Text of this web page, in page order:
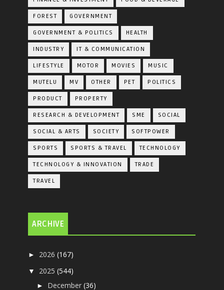
FOREST GOVERNMENT
GOVERNMENT & POLITICS HEALTH
INDUSTRY IT & COMMUNICATION
LIFESTYLE MOTOR MOVIES MUSIC
MUTELU MV OTHER PET POLITICS
PRODUCT PROPERTY
RESEARCH & DEVELOPMENT SME SOCIAL
SOCIAL & ARTS SOCIETY SOFTPOWER
SPORTS SPORTS & TRAVEL TECHNOLOGY
TECHNOLOGY & INNOVATION TRADE
TRAVEL
ARCHIVE
► 2026(167)
▼ 2025(544)
► December(36)